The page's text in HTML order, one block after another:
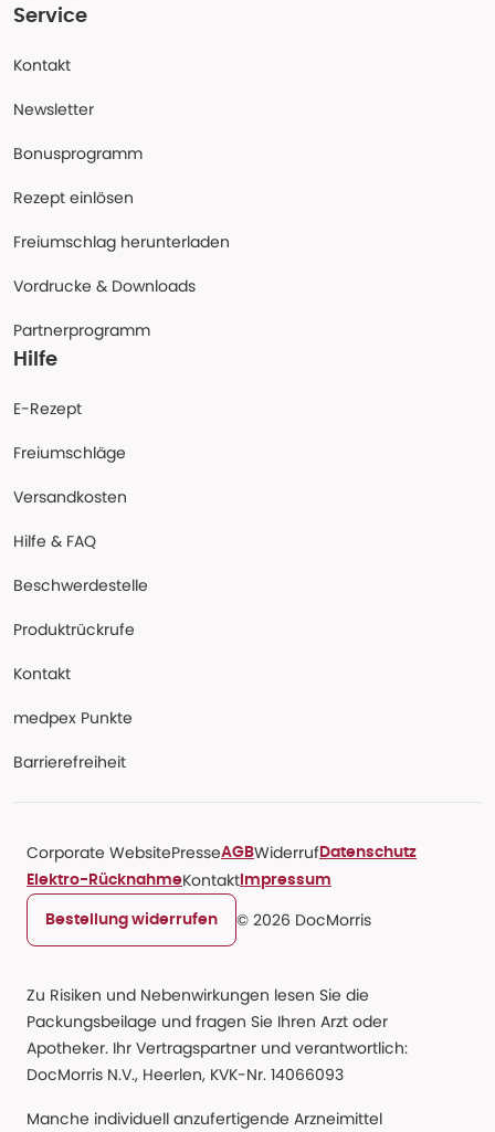
Service
Kontakt
Newsletter
Bonusprogramm
Rezept einlösen
Freiumschlag herunterladen
Vordrucke & Downloads
Partnerprogramm
Hilfe
E-Rezept
Freiumschläge
Versandkosten
Hilfe & FAQ
Beschwerdestelle
Produktrückrufe
Kontakt
medpex Punkte
Barrierefreiheit
Corporate WebsitePresseAGBWiderruf Datenschutz
Elektro-RücknahmeKontakt Impressum
Bestellung widerrufen © 2026 DocMorris
Zu Risiken und Nebenwirkungen lesen Sie die
Packungsbeilage und fragen Sie Ihren Arzt oder
Apotheker. Ihr Vertragspartner und verantwortlich:
DocMorris N.V., Heerlen, KVK-Nr. 14066093
Manche individuell anzufertigende Arzneimittel